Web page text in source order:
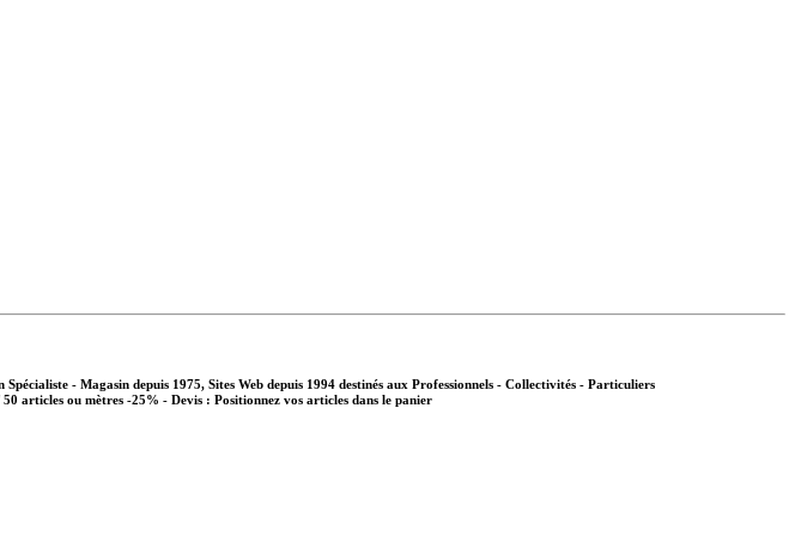
- Magasin depuis 1975, Sites Web depuis 1994 destinés aux Professionnels - Collectivités - Particuliers
articles ou mètres -25% - Devis : Positionnez vos articles dans le panier